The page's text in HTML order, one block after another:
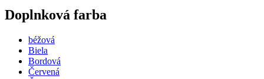
Doplnková farba
béžová
Biela
Bordová
Červená